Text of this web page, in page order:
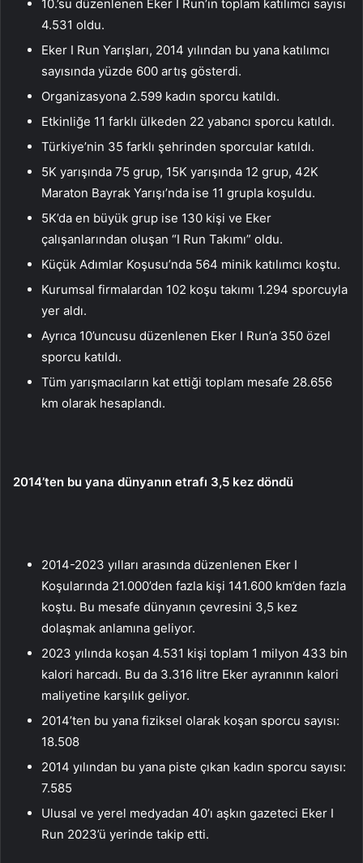
10.’su düzenlenen Eker I Run’ın toplam katılımcı sayısı
4.531 oldu.
Eker I Run Yarışları, 2014 yılından bu yana katılımcı
sayısında yüzde 600 artış gösterdi.
Organizasyona 2.599 kadın sporcu katıldı.
Etkinliğe 11 farklı ülkeden 22 yabancı sporcu katıldı.
Türkiye’nin 35 farklı şehrinden sporcular katıldı.
5K yarışında 75 grup, 15K yarışında 12 grup, 42K
Maraton Bayrak Yarışı’nda ise 11 grupla koşuldu.
5K’da en büyük grup ise 130 kişi ve Eker
çalışanlarından oluşan “I Run Takımı” oldu.
Küçük Adımlar Koşusu’nda 564 minik katılımcı koştu.
Kurumsal firmalardan 102 koşu takımı 1.294 sporcuyla
yer aldı.
Ayrıca 10’uncusu düzenlenen Eker I Run’a 350 özel
sporcu katıldı.
Tüm yarışmacıların kat ettiği toplam mesafe 28.656
km olarak hesaplandı.
2014’ten bu yana dünyanın etrafı 3,5 kez döndü
2014-2023 yılları arasında düzenlenen Eker I
Koşularında 21.000’den fazla kişi 141.600 km’den fazla
koştu. Bu mesafe dünyanın çevresini 3,5 kez
dolaşmak anlamına geliyor.
2023 yılında koşan 4.531 kişi toplam 1 milyon 433 bin
kalori harcadı. Bu da 3.316 litre Eker ayranının kalori
maliyetine karşılık geliyor.
2014’ten bu yana fiziksel olarak koşan sporcu sayısı:
18.508
2014 yılından bu yana piste çıkan kadın sporcu sayısı:
7.585
Ulusal ve yerel medyadan 40’ı aşkın gazeteci Eker I
Run 2023’ü yerinde takip etti.